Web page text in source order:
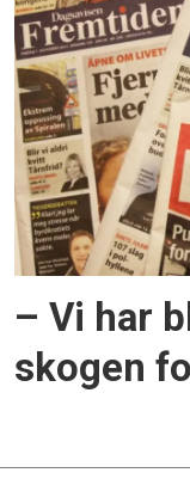
– Vi har
skogen